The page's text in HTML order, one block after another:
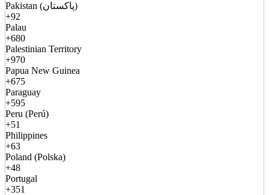
Pakistan (پاکستان)
+92
Palau
+680
Palestinian Territory
+970
Papua New Guinea
+675
Paraguay
+595
Peru (Perú)
+51
Philippines
+63
Poland (Polska)
+48
Portugal
+351